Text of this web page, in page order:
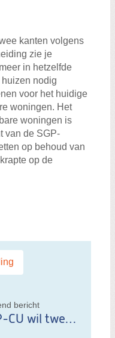
kanten volgens
zie je
in hetzelfde
nodig
voor het huidige
woningen. Het
woningen is
van de SGP-
op behoud van
op de
bericht
SGP-CU wil tweede viaduct A16